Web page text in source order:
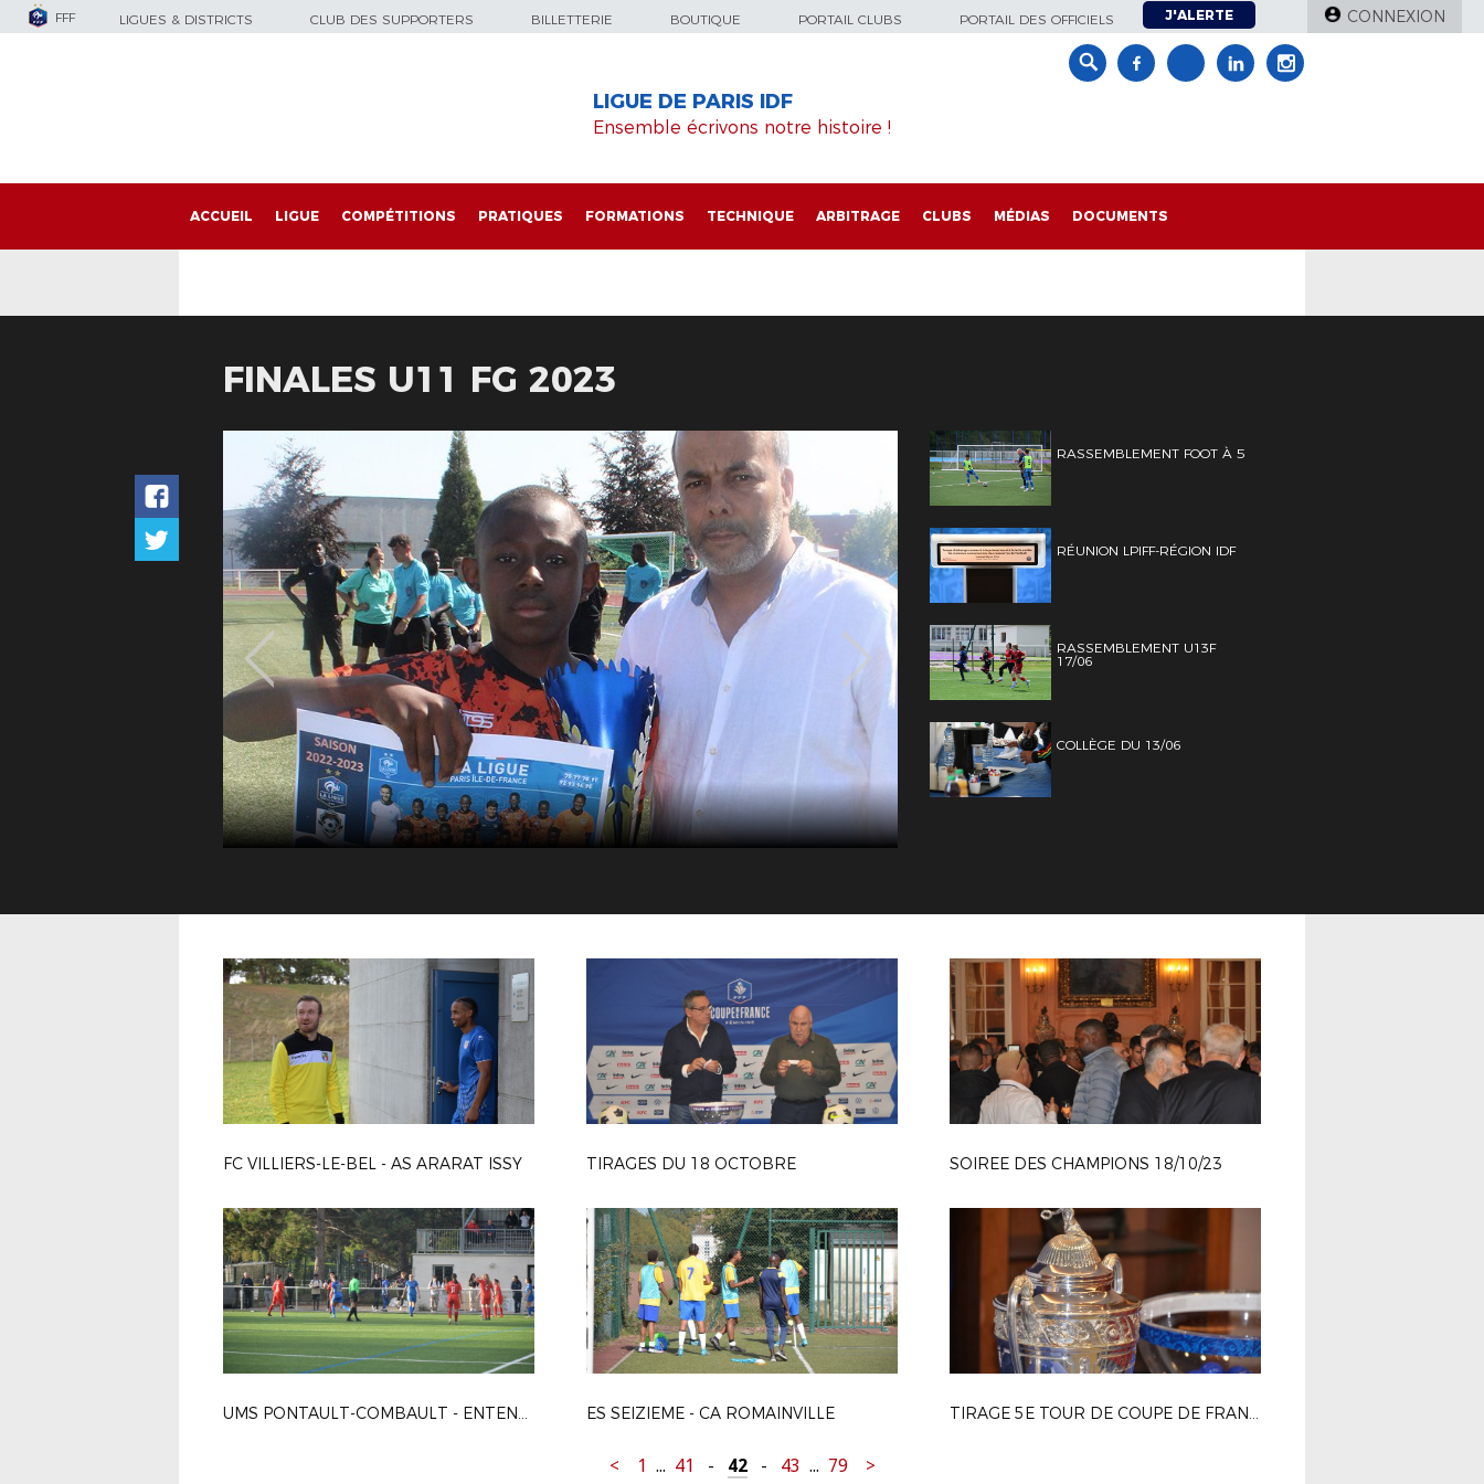
FFF LIGUES & DISTRICTS CLUB DES SUPPORTERS BILLETTERIE BOUTIQUE PORTAIL CLUBS PORTAIL DES OFFICIELS J'ALERTE CONNEXION
LIGUE DE PARIS IDF
Ensemble écrivons notre histoire !
ACCUEIL LIGUE COMPÉTITIONS PRATIQUES FORMATIONS TECHNIQUE ARBITRAGE CLUBS MÉDIAS DOCUMENTS
FINALES U11 FG 2023
RASSEMBLEMENT FOOT À 5
RÉUNION LPIFF-RÉGION IDF
RASSEMBLEMENT U13F
17/06
COLLÈGE DU 13/06
FC VILLIERS-LE-BEL - AS ARARAT ISSY TIRAGES DU 18 OCTOBRE SOIREE DES CHAMPIONS 18/10/23
UMS PONTAULT-COMBAULT - ENTENTE FOOTBALL PAYS DE FONTAINEBLEAU ES SEIZIEME - CA ROMAINVILLE TIRAGE 5E TOUR DE COUPE DE FRANCE
< 1 ... 41 - 42 - 43 ... 79 >